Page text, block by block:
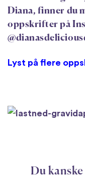
Diana, finner du
oppskrifter på
Lyst på flere
Du